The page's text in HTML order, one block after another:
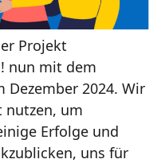
Projekt
nun mit dem
Dezember 2024. Wir
nutzen, um
Erfolge und
uns für